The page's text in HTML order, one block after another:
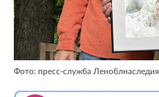
Фото: пресс-служба Леноблнаследия